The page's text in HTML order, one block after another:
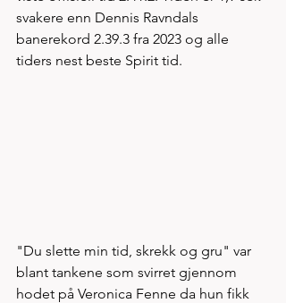
svakere enn Dennis Ravndals
banerekord 2.39.3 fra 2023 og alle
tiders nest beste Spirit tid.
"Du slette min tid, skrekk og gru" var
blant tankene som svirret gjennom
hodet på Veronica Fenne da hun fikk